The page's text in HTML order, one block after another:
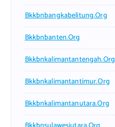
Bkkbnbangkabelitung.org
Bkkbnbanten.org
Bkkbnkalimantantengah.org
Bkkbnkalimantantimur.org
Bkkbnkalimantanutara.org